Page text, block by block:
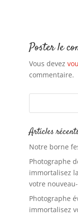
Poster le
Vous devez
commentaire.
Articles récents
Notre borne
Photographe
immortalisez
votre
Photographe
immortalisez